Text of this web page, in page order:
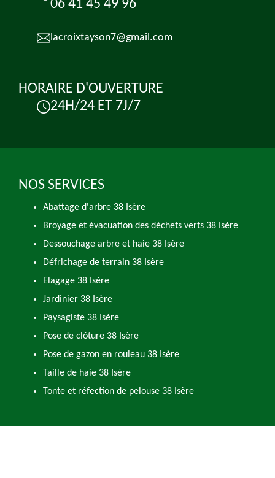
06 41 45 49 96
lacroixtayson7@gmail.com
HORAIRE D'OUVERTURE
24H/24 ET 7J/7
NOS SERVICES
Abattage d'arbre 38 Isère
Broyage et évacuation des déchets verts 38 Isère
Dessouchage arbre et haie 38 Isère
Défrichage de terrain 38 Isère
Elagage 38 Isère
Jardinier 38 Isère
Paysagiste 38 Isère
Pose de clôture 38 Isère
Pose de gazon en rouleau 38 Isère
Taille de haie 38 Isère
Tonte et réfection de pelouse 38 Isère